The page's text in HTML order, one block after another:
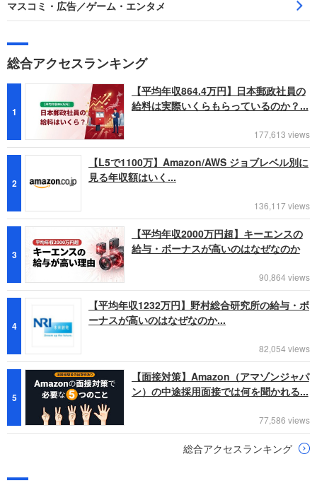
マスコミ・広告／ゲーム・エンタメ
総合アクセスランキング
1
【平均年収864.4万円】日本郵政社員の
給料は実際いくらもらっているのか？...
177,613 views
2
【L5で1100万】Amazon/AWS ジョブレベル別に
見る年収額はいく...
136,117 views
3
【平均年収2000万円超】キーエンスの
給与・ボーナスが高いのはなぜなのか
90,864 views
4
【平均年収1232万円】野村総合研究所の給与・ボ
ーナスが高いのはなぜなのか...
82,054 views
5
【面接対策】Amazon（アマゾンジャパ
ン）の中途採用面接では何を聞かれる...
77,586 views
総合アクセスランキング